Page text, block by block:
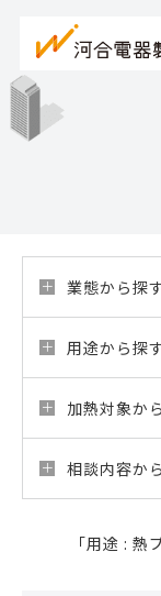
業態から探
用途から探
加熱対象か
相談内容か
「用途 :